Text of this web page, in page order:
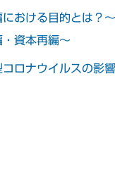
おける目的とは？
資本再編～
ロナウイルスの影